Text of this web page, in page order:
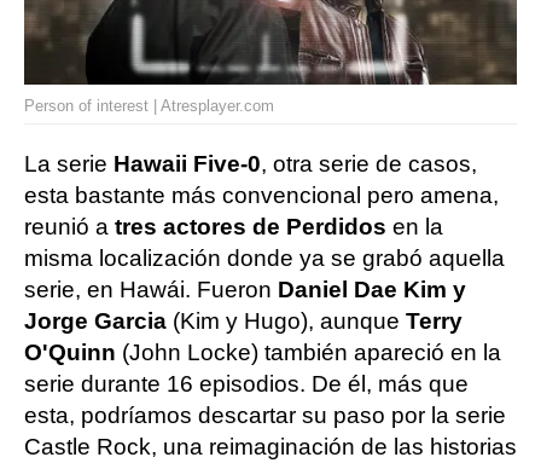
Person of interest | Atresplayer.com
La serie Hawaii Five-0, otra serie de casos,
esta bastante más convencional pero amena,
reunió a tres actores de Perdidos en la
misma localización donde ya se grabó aquella
serie, en Hawái. Fueron Daniel Dae Kim y
Jorge Garcia (Kim y Hugo), aunque Terry
O'Quinn (John Locke) también apareció en la
serie durante 16 episodios. De él, más que
esta, podríamos descartar su paso por la serie
Castle Rock, una reimaginación de las historias